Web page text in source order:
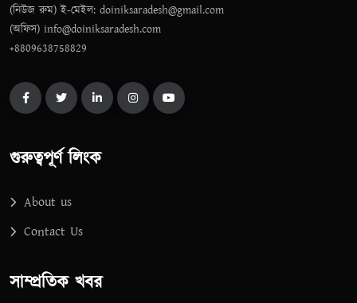
(নিউজ রুম) ই-মেইল: doiniksaradesh@gmail.com
(অফিস) info@doiniksaradesh.com
+8809638758829
গুরুত্বপূর্ণ লিংক
About us
Contact Us
সাম্প্রতিক খবর